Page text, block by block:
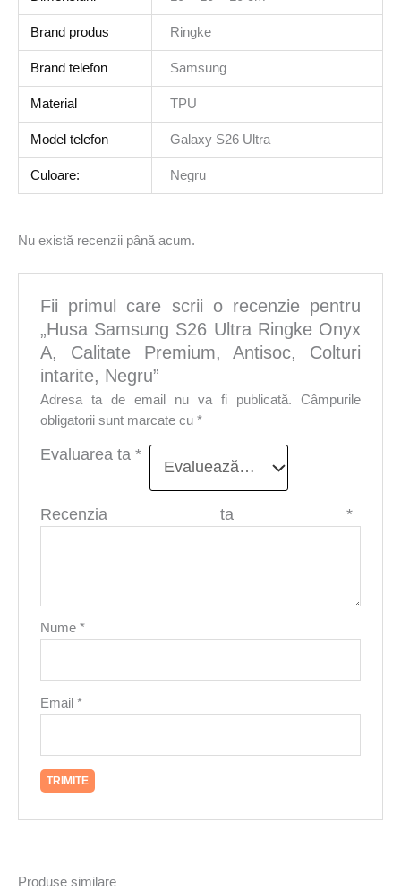
Brand produs Ringke
Brand telefon Samsung
Material TPU
Model telefon Galaxy S26 Ultra
Culoare: Negru
Nu există recenzii până acum.
Fii primul care scrii o recenzie pentru
„Husa Samsung S26 Ultra Ringke Onyx
A, Calitate Premium, Antisoc, Colturi
intarite, Negru”
Adresa ta de email nu va fi publicată.
Câmpurile
obligatorii sunt marcate cu*
Evaluarea ta*
Recenzia ta *
Nume*
Email*
Produse similare